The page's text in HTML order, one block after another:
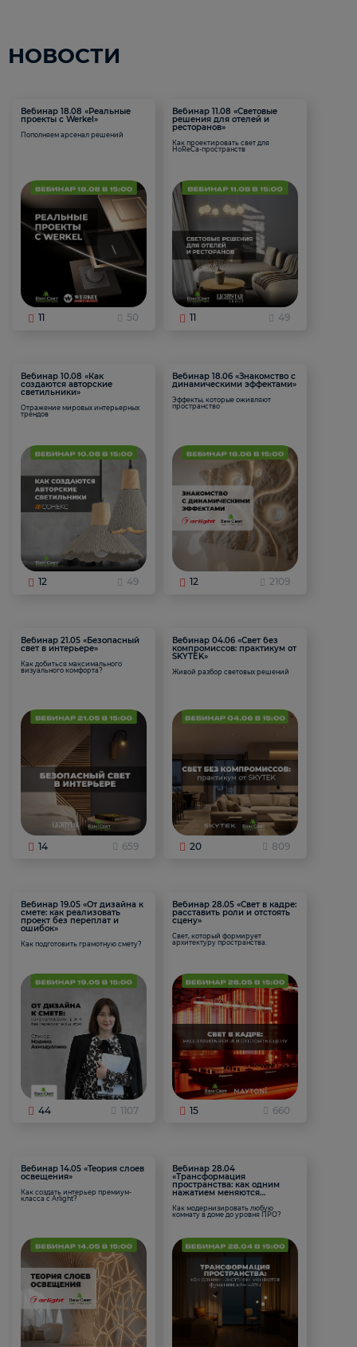
НОВОСТИ
Вебинар 18.08 «Реальные
проекты с Werkel»
Пополняем арсенал решений
11 50
Вебинар 11.08 «Световые
решения для отелей и
ресторанов»
Как проектировать свет для
HoReCa-пространств
11 49
Вебинар 10.08 «Как
создаются авторские
светильники»
Отражение мировых интерьерных
трендов
12 49
Вебинар 18.06 «Знакомство с
динамическими эффектами»
Эффекты, которые оживляют
пространство
12 2109
Вебинар 21.05 «Безопасный
свет в интерьере»
Как добиться максимального
визуального комфорта?
14 659
Вебинар 04.06 «Свет без
компромиссов: практикум от
SKYTEK»
Живой разбор световых решений
20 809
Вебинар 19.05 «От дизайна к
смете: как реализовать
проект без переплат и
ошибок»
Как подготовить грамотную смету?
44 1107
Вебинар 28.05 «Свет в кадре:
расставить роли и отстоять
сцену»
Свет, который формирует
архитектуру пространства.
15 660
Вебинар 14.05 «Теория слоев
освещения»
Как создать интерьер премиум-
класса с Arlight?
Вебинар 28.04
«Трансформация
пространства: как одним
нажатием меняются
Как модернизировать любую
комнату в доме до уровня ПРО?